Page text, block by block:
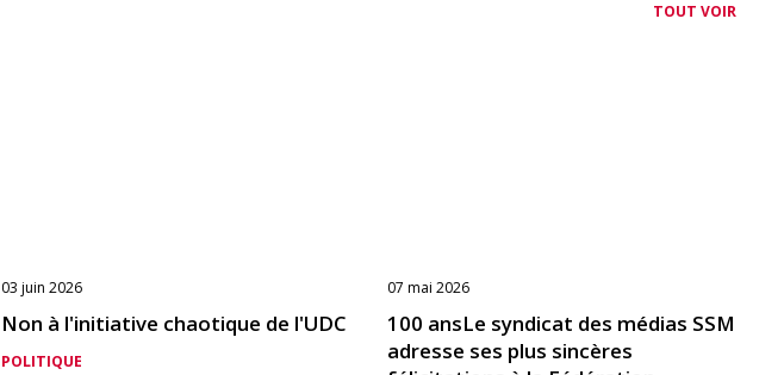
TOUT VOIR
03 juin 2026
Non à l'initiative chaotique de l'UDC
POLITIQUE
07 mai 2026
100 ansLe syndicat des médias SSM
adresse ses plus sincères